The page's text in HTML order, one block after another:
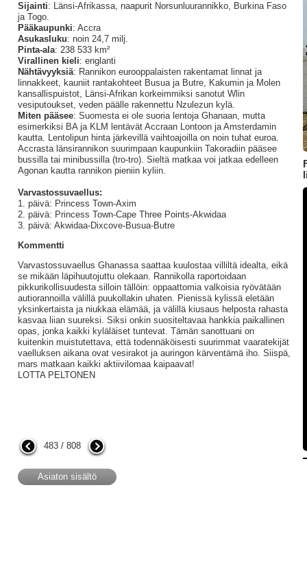
Sijainti: Länsi-Afrikassa, naapurit Norsunluurannikko, Burkina Faso
ja Togo.
Pääkaupunki: Accra
Asukasluku: noin 24,7 milj.
Pinta-ala: 238 533 km²
Virallinen kieli: englanti
Nähtävyyksiä: Rannikon eurooppalaisten rakentamat linnat ja
linnakkeet, kauniit rantakohteet Busua ja Butre, Kakumin ja Molen
kansallispuistot, Länsi-Afrikan korkeimmiksi sanotut Wlin
vesiputoukset, veden päälle rakennettu Nzulezun kylä.
Miten pääsee: Suomesta ei ole suoria lentoja Ghanaan, mutta
esimerkiksi BA ja KLM lentävät Accraan Lontoon ja Amsterdamin
kautta. Lentolipun hinta järkevillä vaihtoajoilla on noin tuhat euroa.
Accrasta länsirannikon suurimpaan kaupunkiin Takoradiin pääsee
bussilla tai minibussilla (tro-tro). Sieltä matkaa voi jatkaa edelleen
Agonan kautta rannikon pieniin kyliin.
Varvastossuvaellus:
1. päivä: Princess Town-Axim
2. päivä: Princess Town-Cape Three Points-Akwidaa
3. päivä: Akwidaa-Dixcove-Busua-Butre
Kommentti
Varvastossuvaellus Ghanassa saattaa kuulostaa villiltä idealta, eikä
se mikään läpihuutojuttu olekaan. Rannikolla raportoidaan
pikkurikollisuudesta silloin tällöin: oppaattomia valkoisia ryövätään
autiorannoilla välillä puukollakin uhaten. Pienissä kylissä eletään
yksinkertaista ja niukkaa elämää, ja välillä kiusaus helposta rahasta
kasvaa liian suureksi. Siksi onkin suositeltavaa hankkia paikallinen
opas, jonka kaikki kyläläiset tuntevat. Tämän sanottuani on
kuitenkin muistutettava, että todennäköisesti suurimmat vaaratekijät
vaelluksen aikana ovat vesirakot ja auringon kärventämä iho. Siispä,
mars matkaan kaikki aktiivilomaa kaipaavat!
LOTTA PELTONEN
483 / 808
Asiaton sisältö